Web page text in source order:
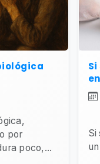
por
poco,...
Si